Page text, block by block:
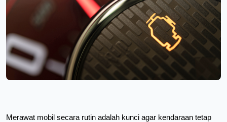
Merawat mobil secara rutin adalah kunci agar kendaraan tetap